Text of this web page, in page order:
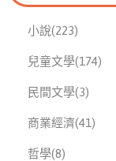
小說此分類有
(223)
兒童文學此分類有
(174)
民間文學此分類有
(3)
商業經濟此分類有
(41)
哲學此分類有
(8)